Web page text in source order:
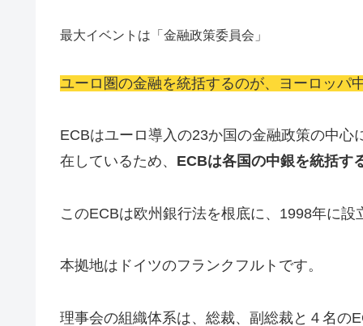
最大イベントは「金融政策委員会」
ユーロ圏の金融を統括するのが、ヨーロッパ
ECBはユーロ導入の23か国の金融政策の中
在しているため、 ECBは各国の中銀を統括す
このECBは欧州銀行法を根底に、1998年に設
本拠地はドイツのフランクフルトです。
理事会の組織体系は、総裁、副総裁と４名の